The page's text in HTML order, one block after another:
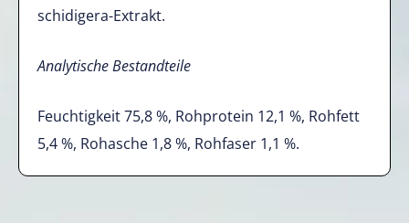
schidigera-Extrakt.
Analytische Bestandteile
Feuchtigkeit 75,8 %, Rohprotein 12,1 %, Rohfett
5,4 %, Rohasche 1,8 %, Rohfaser 1,1 %.